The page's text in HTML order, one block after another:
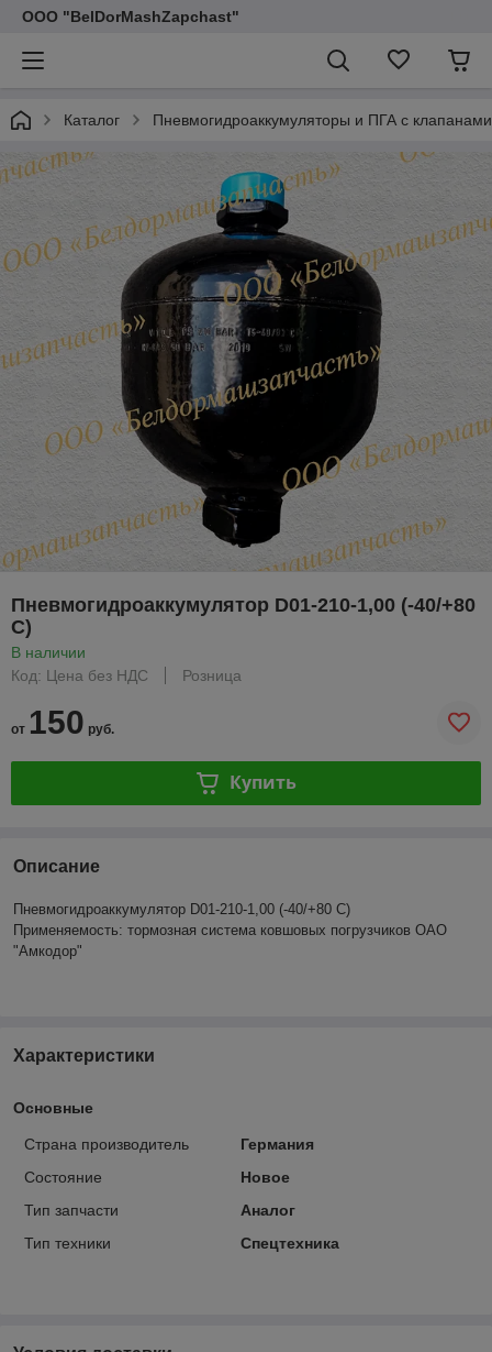
ООО "BelDorMashZapchast"
Каталог Пневмогидроаккумуляторы и ПГА с
Пневмогидроаккумулятор D01-210-1,00 (-40/+80
C)
В наличии
Код: Цена без НДС
Розница
от 150 руб.
Купить
Описание
Пневмогидроаккумулятор D01-210-1,00 (-40/+80 C)
Применяемость: тормозная система ковшовых погрузчиков ОАО
"Амкодор"
Характеристики
Основные
Страна производитель
Германия
Состояние
Новое
Тип запчасти
Аналог
Тип техники
Спецтехника